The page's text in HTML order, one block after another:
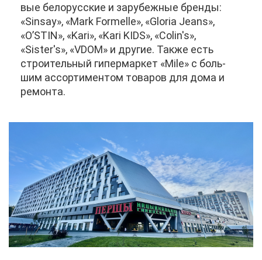
вые бе­ло­рус­ские и за­ру­беж­ные брен­ды:
«Sinsay», «Mark Formelle», «Gloria Jeans»,
«O’STIN», «Kari», «Kari KIDS», «Colin's»,
«Sister's», «VDOM» и дру­гие. Та­к­же есть
стро­и­тель­ный ги­пер­мар­кет «Mile» с боль­
шим ас­сор­ти­мен­том то­ва­ров для до­ма и
ре­мон­та.